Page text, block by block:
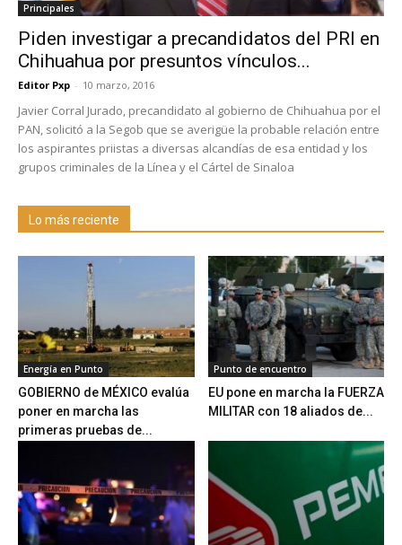
Principales
Piden investigar a precandidatos del PRI en
Chihuahua por presuntos vínculos...
Editor Pxp - 10 marzo, 2016
Javier Corral Jurado, precandidato al gobierno de Chihuahua por el
PAN, solicitó a la Segob que se averigüe la probable relación entre
los aspirantes priistas a diversas alcandías de esa entidad y los
grupos criminales de la Línea y el Cártel de Sinaloa
Lo más reciente
Energía en Punto
GOBIERNO de MÉXICO evalúa
poner en marcha las
primeras pruebas de...
Punto de encuentro
EU pone en marcha la FUERZA
MILITAR con 18 aliados de...